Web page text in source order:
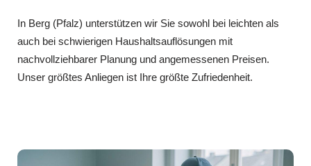
In Berg (Pfalz) unterstützen wir Sie sowohl bei leichten als
auch bei schwierigen Haushaltsauflösungen mit
nachvollziehbarer Planung und angemessenen Preisen.
Unser größtes Anliegen ist Ihre größte Zufriedenheit.